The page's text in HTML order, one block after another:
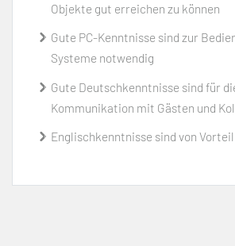
Objekte gut erreichen zu können
Gute PC-Kenntnisse sind zur
Systeme notwendig
Gute Deutschkenntnisse sind für
Kommunikation mit Gästen und
Englischkenntnisse sind von Vorteil